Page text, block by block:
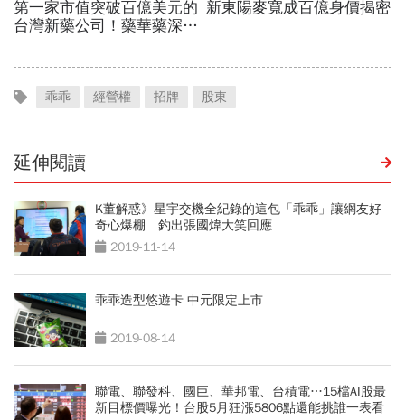
乖乖 經營權 招牌 股東
延伸閱讀
K董解惑》星宇交機全紀錄的這包「乖乖」讓網友好
奇心爆棚 釣出張國煒大笑回應
2019-11-14
乖乖造型悠遊卡 中元限定上市
2019-08-14
聯電、聯發科、國巨、華邦電、台積電…15檔AI股最
新目標價曝光！台股5月狂漲5806點還能挑誰一表看